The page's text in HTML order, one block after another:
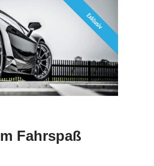
Fahrspaß